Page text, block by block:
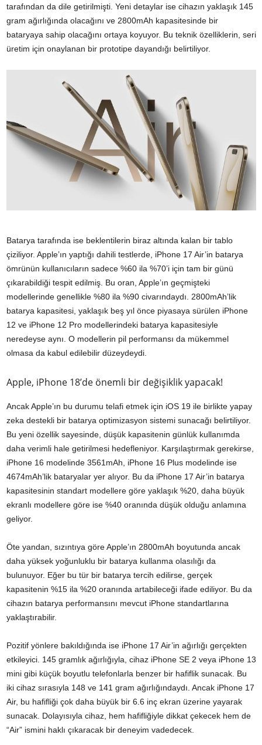
tarafından da dile getirilmişti. Yeni detaylar ise cihazın yaklaşık 145
gram ağırlığında olacağını ve 2800mAh kapasitesinde bir
bataryaya sahip olacağını ortaya koyuyor. Bu teknik özelliklerin, seri
üretim için onaylanan bir prototipe dayandığı belirtiliyor.
Batarya tarafında ise beklentilerin biraz altında kalan bir tablo
çiziliyor. Apple’ın yaptığı dahili testlerde, iPhone 17 Air’in batarya
ömrünün kullanıcıların sadece %60 ila %70’i için tam bir günü
çıkarabildiği tespit edilmiş. Bu oran, Apple’ın geçmişteki
modellerinde genellikle %80 ila %90 civarındaydı. 2800mAh’lik
batarya kapasitesi, yaklaşık beş yıl önce piyasaya sürülen iPhone
12 ve iPhone 12 Pro modellerindeki batarya kapasitesiyle
neredeyse aynı. O modellerin pil performansı da mükemmel
olmasa da kabul edilebilir düzeydeydi.
Apple, iPhone 18’de önemli bir değişiklik yapacak!
Ancak Apple’ın bu durumu telafi etmek için iOS 19 ile birlikte yapay
zeka destekli bir batarya optimizasyon sistemi sunacağı belirtiliyor.
Bu yeni özellik sayesinde, düşük kapasitenin günlük kullanımda
daha verimli hale getirilmesi hedefleniyor. Karşılaştırmak gerekirse,
iPhone 16 modelinde 3561mAh, iPhone 16 Plus modelinde ise
4674mAh’lik bataryalar yer alıyor. Bu da iPhone 17 Air’in batarya
kapasitesinin standart modellere göre yaklaşık %20, daha büyük
ekranlı modellere göre ise %40 oranında düşük olduğu anlamına
geliyor.
Öte yandan, sızıntıya göre Apple’ın 2800mAh boyutunda ancak
daha yüksek yoğunluklu bir batarya kullanma olasılığı da
bulunuyor. Eğer bu tür bir batarya tercih edilirse, gerçek
kapasitenin %15 ila %20 oranında artabileceği ifade ediliyor. Bu da
cihazın batarya performansını mevcut iPhone standartlarına
yaklaştırabilir.
Pozitif yönlere bakıldığında ise iPhone 17 Air’in ağırlığı gerçekten
etkileyici. 145 gramlık ağırlığıyla, cihaz iPhone SE 2 veya iPhone 13
mini gibi küçük boyutlu telefonlarla benzer bir hafiflik sunacak. Bu
iki cihaz sırasıyla 148 ve 141 gram ağırlığındaydı. Ancak iPhone 17
Air, bu hafifliği çok daha büyük bir 6.6 inç ekran üzerine yayarak
sunacak. Dolayısıyla cihaz, hem hafifliğiyle dikkat çekecek hem de
“Air” ismini haklı çıkaracak bir deneyim vadedecek.